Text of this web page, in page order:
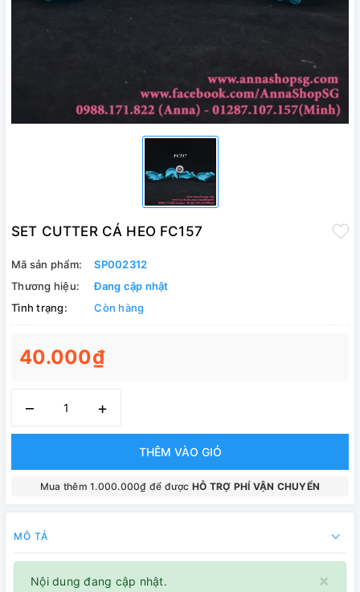
SET CUTTER CÁ HEO FC157
Mã sản phẩm:
SP002312
Thương hiệu:
Đang cập nhật
Tình trạng:
Còn hàng
40.000₫
– +
THÊM VÀO GIỎ
Mua thêm 1.000.000₫ để được HỖ TRỢ PHÍ VẬN CHUYỂN
MÔ TẢ
×
Nội dung đang cập nhật.